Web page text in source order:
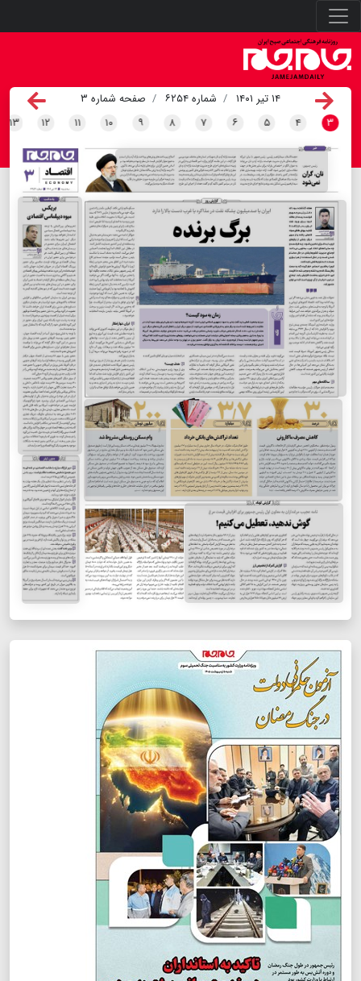
۱۴ تیر ۱۴۰۱ شماره ۶۲۵۴
صفحه شماره ۳
۳ ۴ ۵ ۶ ۷ ۸ ۹ ۱۰ ۱۱ ۱۲ ۱۳